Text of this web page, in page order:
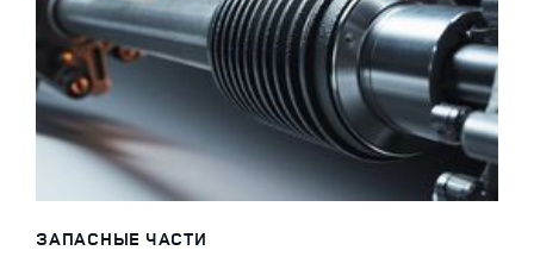
ЗАПАСНЫЕ ЧАСТИ